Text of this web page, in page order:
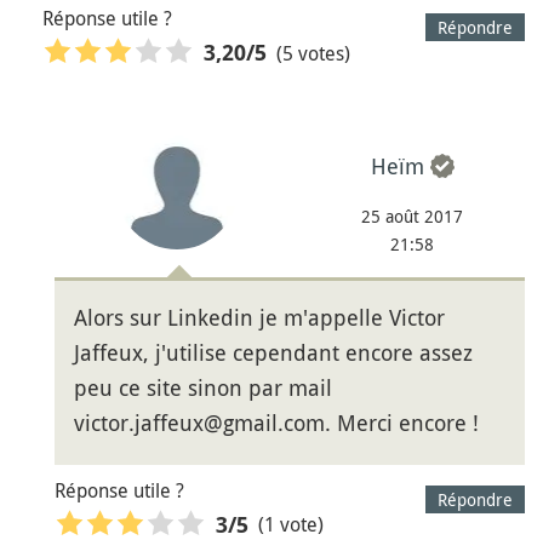
Répondre
Réponse utile ?
3,20/5 (5 votes)
Heïm
25 août 2017
21:58
Alors sur Linkedin je m'appelle Victor
Jaffeux, j'utilise cependant encore assez
peu ce site sinon par mail
victor.jaffeux@gmail.com. Merci encore !
Répondre
Réponse utile ?
3/5 (1 vote)